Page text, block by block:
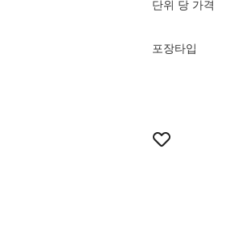
단위 당 가격
포장타입